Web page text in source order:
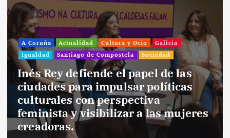
A Coruña Actualidad Cultura y Ocio
Galicia
Igualdad
Santiago de Compostela Sociedad
Inés Rey defiende el papel de las
ciudades para impulsar políticas
culturales con perspectiva
feminista y visibilizar a las mujeres
creadoras.